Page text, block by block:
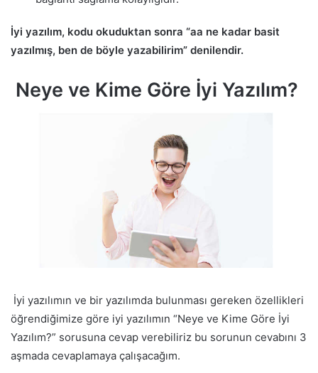
İyi yazılım, kodu okuduktan sonra “aa ne kadar basit
yazılmış, ben de böyle yazabilirim” denilendir.
Neye ve Kime Göre İyi Yazılım?
İyi yazılımın ve bir yazılımda bulunması gereken özellikleri
öğrendiğimize göre iyi yazılımın “Neye ve Kime Göre İyi
Yazılım?” sorusuna cevap verebiliriz bu sorunun cevabını 3
aşmada cevaplamaya çalışacağım.